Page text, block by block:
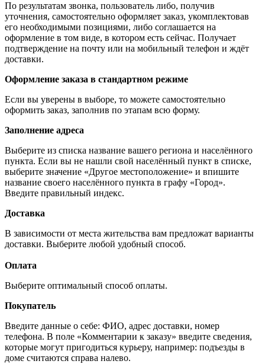
По результатам звонка, пользователь либо, получив
уточнения, самостоятельно оформляет заказ, укомплектовав
его необходимыми позициями, либо соглашается на
оформление в том виде, в котором есть сейчас. Получает
подтверждение на почту или на мобильный телефон и ждёт
доставки.
Оформление заказа в стандартном режиме
Если вы уверены в выборе, то можете самостоятельно
оформить заказ, заполнив по этапам всю форму.
Заполнение адреса
Выберите из списка название вашего региона и населённого
пункта. Если вы не нашли свой населённый пункт в списке,
выберите значение «Другое местоположение» и впишите
название своего населённого пункта в графу «Город».
Введите правильный индекс.
Доставка
В зависимости от места жительства вам предложат варианты
доставки. Выберите любой удобный способ.
Оплата
Выберите оптимальный способ оплаты.
Покупатель
Введите данные о себе: ФИО, адрес доставки, номер
телефона. В поле «Комментарии к заказу» введите сведения,
которые могут пригодиться курьеру, например: подъезды в
доме считаются справа налево.